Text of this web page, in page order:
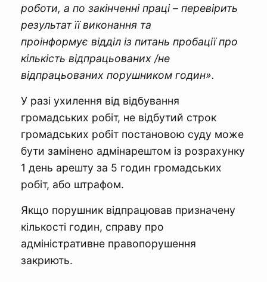
роботи, а по закінченні праці – перевірить
результат її виконання та
проінформує відділ із питань пробації про
кількість відпрацьованих /не
відпрацьованих порушником годин».
У разі ухилення від відбування
громадських робіт, не відбутий строк
громадських робіт постановою суду може
бути замінено адмінарештом із розрахунку
1 день арешту за 5 годин громадських
робіт, або штрафом.
Якщо порушник відпрацював призначену
кількості годин, справу про
адміністративне правопорушення
закриють.